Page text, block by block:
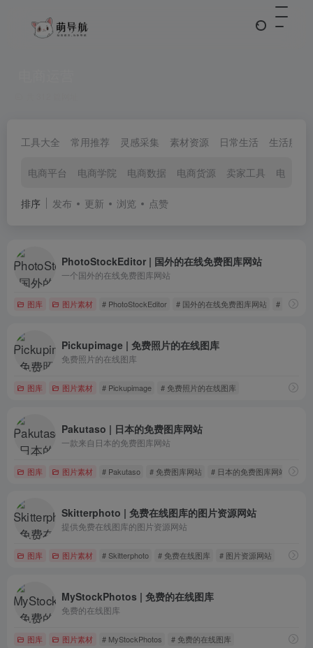
工具大全 常用推荐 灵感采集 素材资源 日常生活 生活服务
电商平台 电商学院 电商数据 电商货源 卖家工具 电子支
排序 发布 更新 浏览 点赞
PhotoStockEditor | 国外的在线免费图库网站
一个国外的在线免费图库网站
图库 图片素材 # PhotoStockEditor # 国外的在线免费图库网站 # 在线免
Pickupimage | 免费照片的在线图库
免费照片的在线图库
图库 图片素材 # Pickupimage # 免费照片的在线图库
Pakutaso | 日本的免费图库网站
一款来自日本的免费图库网站
图库 图片素材 # Pakutaso # 免费图库网站 # 日本的免费图库网站
Skitterphoto | 免费在线图库的图片资源网站
提供免费在线图库的图片资源网站
图库 图片素材 # Skitterphoto # 免费在线图库 # 图片资源网站
MyStockPhotos | 免费的在线图库
免费的在线图库
图库 图片素材 # MyStockPhotos # 免费的在线图库